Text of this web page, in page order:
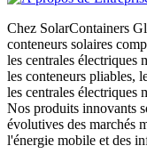
Chez SolarContainers
conteneurs solaires
les centrales électriques
les conteneurs pliables,
les centrales électriques
Nos produits innovants
évolutives des marchés
l'énergie mobile et des